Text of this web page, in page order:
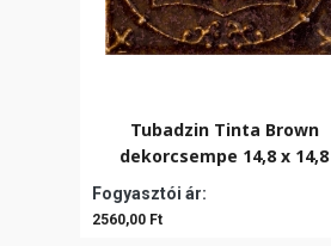
Tubadzin Tinta Brown
dekorcsempe 14,8 x 14,8
Fogyasztói ár:
2560,00 Ft